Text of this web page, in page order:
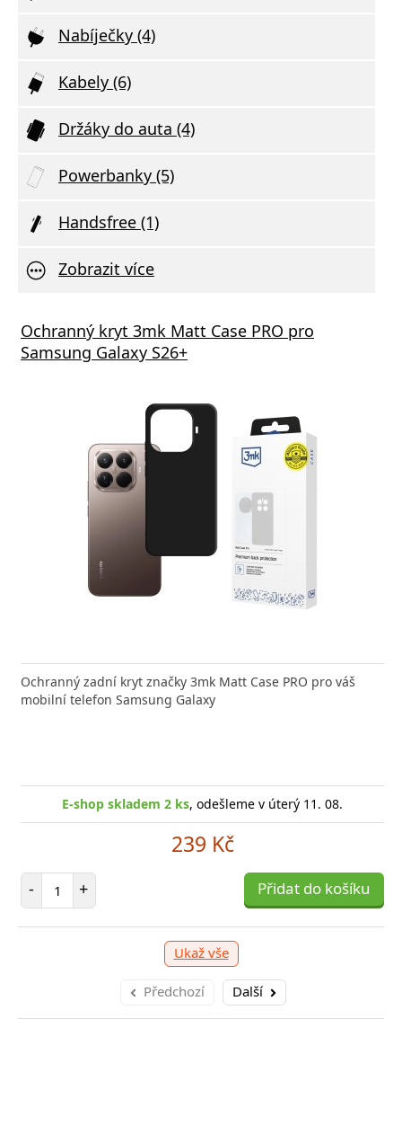
Nabíječky (4)
Kabely (6)
Držáky do auta (4)
Powerbanky (5)
Handsfree (1)
Zobrazit více
Ochranný kryt 3mk Matt Case PRO pro
Samsung Galaxy S26+
Ochranný zadní kryt značky 3mk Matt Case PRO pro váš
mobilní telefon Samsung Galaxy
E-shop skladem 2 ks, odešleme v úterý 11. 08.
239 Kč
- Počet položek
+ Přidat do košíku
Ukaž vše
Předchozí Další